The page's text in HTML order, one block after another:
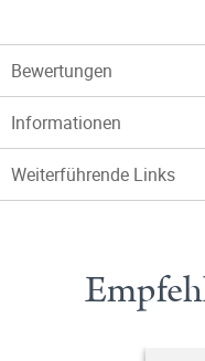
Bewertungen
Informationen
Weiterführende Links